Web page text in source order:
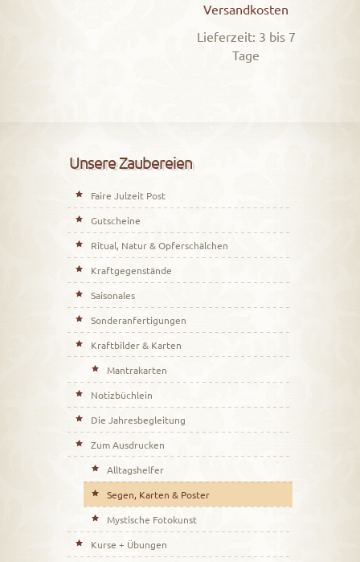
Versandkosten
Lieferzeit: 3 bis 7
Tage
Unsere Zaubereien
Faire Julzeit Post
Gutscheine
Ritual, Natur & Opferschälchen
Kraftgegenstände
Saisonales
Sonderanfertigungen
Kraftbilder & Karten
Mantrakarten
Notizbüchlein
Die Jahresbegleitung
Zum Ausdrucken
Alltagshelfer
Segen, Karten & Poster
Mystische Fotokunst
Kurse + Übungen